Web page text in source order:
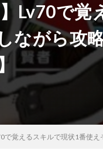
Lv70で
ながら攻
で覚えるスキルで現状1番使